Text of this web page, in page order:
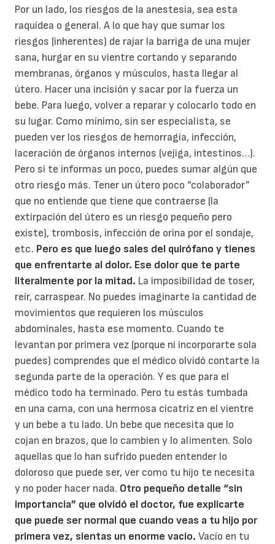
Por un lado, los riesgos de la anestesia, sea esta
raquídea o general. A lo que hay que sumar los
riesgos (inherentes) de rajar la barriga de una mujer
sana, hurgar en su vientre cortando y separando
membranas, órganos y músculos, hasta llegar al
útero. Hacer una incisión y sacar por la fuerza un
bebe. Para luego, volver a reparar y colocarlo todo en
su lugar. Como mínimo, sin ser especialista, se
pueden ver los riesgos de hemorragia, infección,
laceración de órganos internos (vejiga, intestinos…).
Pero si te informas un poco, puedes sumar algún que
otro riesgo más. Tener un útero poco “colaborador”
que no entiende que tiene que contraerse (la
extirpación del útero es un riesgo pequeño pero
existe), trombosis, infección de orina por el sondaje,
etc. Pero es que luego sales del quirófano y tienes
que enfrentarte al dolor. Ese dolor que te parte
literalmente por la mitad. La imposibilidad de toser,
reír, carraspear. No puedes imaginarte la cantidad de
movimientos que requieren los músculos
abdominales, hasta ese momento. Cuando te
levantan por primera vez (porque ni incorporarte sola
puedes) comprendes que el médico olvidó contarte la
segunda parte de la operación. Y es que para el
médico todo ha terminado. Pero tu estás tumbada
en una cama, con una hermosa cicatriz en el vientre
y un bebe a tu lado. Un bebe que necesita que lo
cojan en brazos, que lo cambien y lo alimenten. Solo
aquellas que lo han sufrido pueden entender lo
doloroso que puede ser, ver como tu hijo te necesita
y no poder hacer nada. Otro pequeño detalle “sin
importancia” que olvidó el doctor, fue explicarte
que puede ser normal que cuando veas a tu hijo por
primera vez, sientas un enorme vacío. Vacío en tu